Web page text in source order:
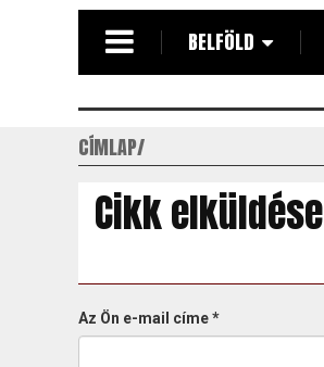
BELFÖLD
CÍMLAP
Cikk elküldése
Az Ön e-mail címe*